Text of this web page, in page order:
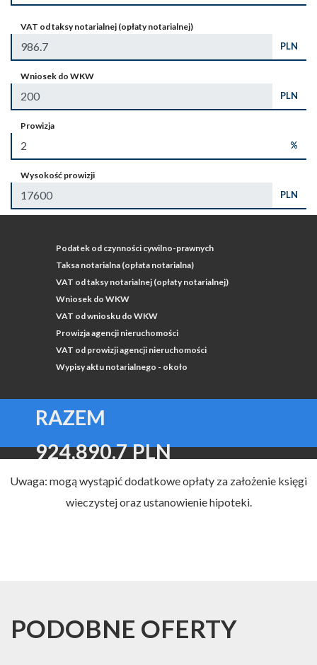
VAT od taksy notarialnej (opłaty notarialnej)
PLN
Wniosek do WKW
PLN
Prowizja
%
Wysokość prowizji
PLN
Podatek od czynności cywilno-prawnych
Taksa notarialna (opłata notarialna)
VAT od taksy notarialnej (opłaty notarialnej)
Wniosek do WKW
VAT od wniosku do WKW
Prowizja agencji nieruchomości
VAT od prowizji agencji nieruchomości
Wypisy aktu notarialnego - około
RAZEM
924,890.7 PLN
Uwaga: mogą wystąpić dodatkowe opłaty za założenie księgi
wieczystej oraz ustanowienie hipoteki.
PODOBNE OFERTY